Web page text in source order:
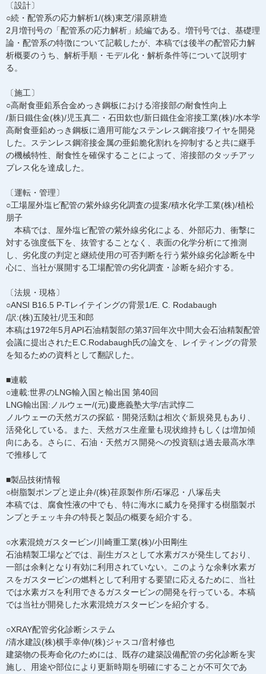
〔設計〕
○続・配管系の応力解析1/(株)東芝/湯原耕造
2月増刊号の「配管系の応力解析」続編である。増刊号では、基礎理
論・配管系の特徴について記載したが、本稿では後半の配管応力解
析概要のうち、解析手順・モデル化・解析条件等について説明す
る。
〔施工〕
○高耐食亜鉛系合金めっき鋼板における溶接部の耐食性向上
/新日鐵住金(株)/児玉真二・石田欽也/新日鐵住金溶接工業(株)/水本学
高耐食亜鉛めっき鋼板に適用可能なステンレス鋼溶接ワイヤを開発
した。ステンレス鋼溶接金属の亜鉛脆化割れを抑制すると共に継手
の機械特性、耐食性を確保することによって、溶接部のタッチアッ
プレス化を達成した。
〔運転・管理〕
○工場屋外塩ビ配管の紫外線劣化調査の提案/積水化学工業(株)/植松
朋子
本稿では、屋外塩ビ配管の紫外線劣化による、外部応力、衝撃に
対する強度低下を、抜管することなく、表面の化学分析にて推測
し、劣化度の判定と継続使用の可否判断を行う紫外線劣化診断を中
心に、当社が展開する工場配管の劣化調査・診断を紹介する。
〔法規・現格〕
○ANSI B16.5 P-Tレイテイングの背景1/E. C. Rodabaugh
/訳:(株)五陵社/児玉和郎
本稿は1972年5月API石油精製部の第37回年次中間大会石油精製配管
会議に提出されたE.C.Rodabaugh氏の論文を、レイティングの背景
を知るための資料として翻訳した。
■連載
○連載:世界のLNG輸入国と輸出国 第40回
LNG輸出国:ノルウェー/(元)慶應義塾大学/吉武惇二
ノルウェーの天然ガスの探鉱・開発活動は相次ぐ新規発見もあり、
活発化している。また、天然ガス生産量も現状維持もしくは増加傾
向にある。さらに、石油・天然ガス開発への投資額は過去最高水準
で推移して
■製品技術情報
○樹脂製ポンプと逆止弁/(株)荏原製作所/石塚忍・八塚岳夫
本稿では、腐食性液の中でも、特に海水に威力を発揮する樹脂製ポ
ンプとチェッキ弁の特長と製品の概要を紹介する。
○水素混焼ガスタービン/川崎重工業(株)/小田剛生
石油精製工場などでは、副生ガスとして水素ガスが発生しており、
一部は余剰となり有効に利用されていない。このような余剰水素ガ
スをガスタービンの燃料として利用する要望に応えるために、当社
では水素ガスを利用できるガスタービンの開発を行っている。本稿
では当社が開発した水素混焼ガスタービンを紹介する。
○XRAY配管劣化診断システム
/清水建設(株)横手幸伸/(株)ジャスコ/音村修也
建築物の長寿命化のためには、既存の建築設備配管の劣化診断を実
施し、用途や部位により更新時期を明確にすることが不可欠であ